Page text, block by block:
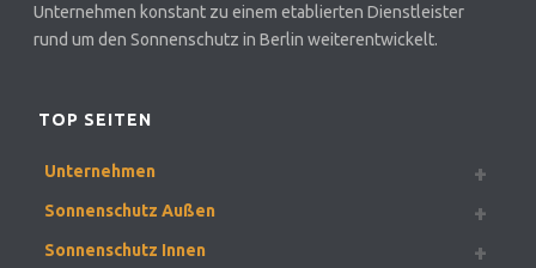
Unternehmen konstant zu einem etablierten Dienstleister
rund um den Sonnenschutz in Berlin weiterentwickelt.
TOP SEITEN
Unternehmen
Sonnenschutz Außen
Sonnenschutz Innen